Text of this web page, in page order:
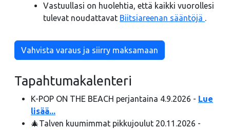
Vastuullasi on huolehtia, että kaikki vuorollesi
tulevat noudattavat Biitsiareenan sääntöjä .
Vahvista varaus ja siirry maksamaan
Tapahtumakalenteri
K-POP ON THE BEACH perjantaina 4.9.2026 - Lue
lisää...
🎄Talven kuumimmat pikkujoulut 20.11.2026 -